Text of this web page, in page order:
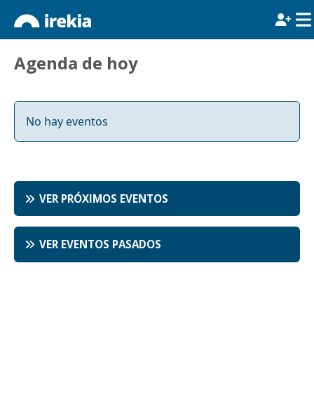
Agenda de hoy
No hay eventos
VER PRÓXIMOS EVENTOS
VER EVENTOS PASADOS